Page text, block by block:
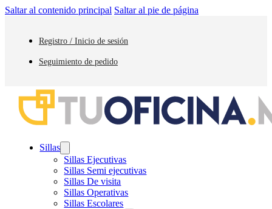
Saltar al contenido principal Saltar al pie de página
Registro / Inicio de sesión
Seguimiento de pedido
Sillas
Sillas Ejecutivas
Sillas Semi ejecutivas
Sillas De visita
Sillas Operativas
Sillas Escolares